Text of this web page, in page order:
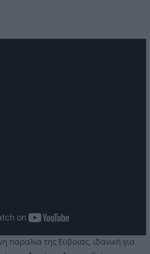
παραλία της Εύβοιας, ιδανική για